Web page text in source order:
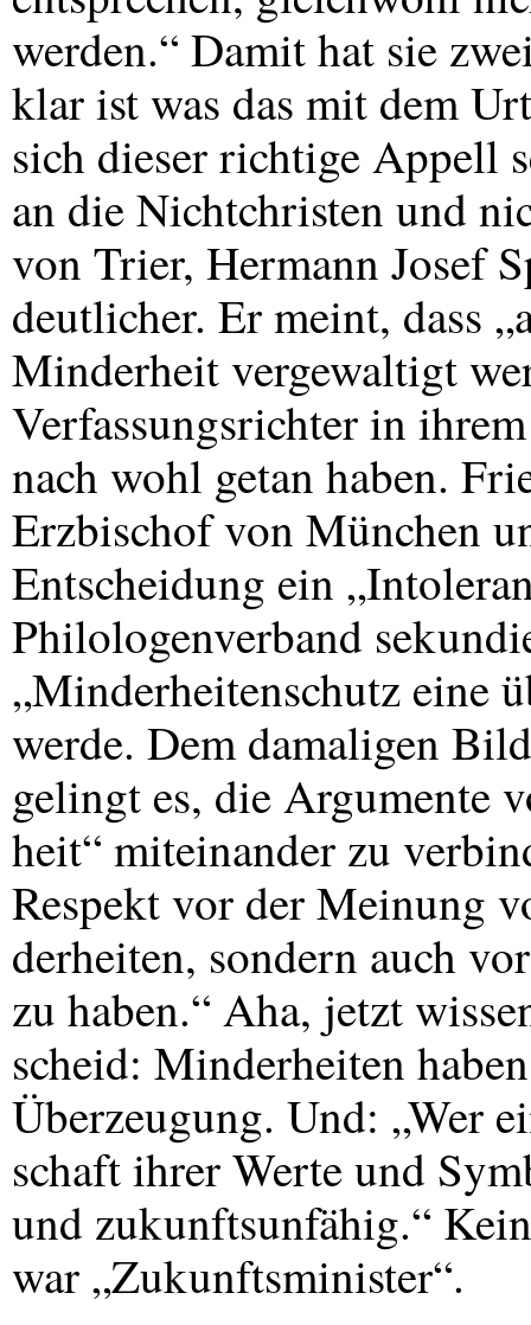
werden.“ Damit hat sie
klar ist was das mit dem
sich dieser richtige Appell
an die Nichtchristen und
von Trier, Hermann Josef
deutlicher. Er meint, dass
Minderheit vergewaltigt
Verfassungsrichter in
nach wohl getan haben.
Erzbischof von München
Entscheidung ein
Philologenverband
„Minderheitenschutz eine
werde. Dem damaligen
gelingt es, die Argumente
heit“ miteinander zu
Respekt vor der Meinung
derheiten, sondern auch
zu haben.“ Aha, jetzt
scheid: Minderheiten
Überzeugung. Und: „Wer
schaft ihrer Werte und
und zukunftsunfähig.“
war „Zukunftsminister“.